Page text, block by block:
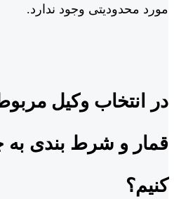
مورد محدودیتی وجود ندارد.
در انتخاب وکیل
قمار و شرط بندی به
کنیم؟